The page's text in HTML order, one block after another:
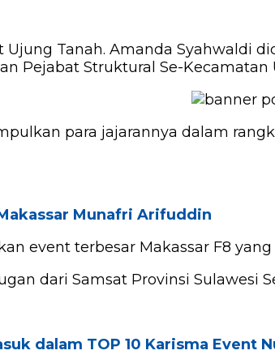
Tanah. Amanda Syahwaldi
Pejabat Struktural Se-
para jajarannya dalam
Munafri Arifuddin
event terbesar Makassar F8
dari Samsat Provinsi Sulawesi
dalam TOP 10 Karisma Event